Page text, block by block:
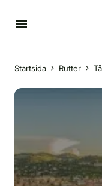
Startsida Rutter